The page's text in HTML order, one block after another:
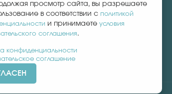
просмотр сайта, вы разрешаете
в соответствии с политикой
и принимаете условия
соглашения.
конфиденциальности
соглашение